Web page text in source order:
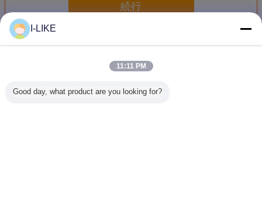
続行
多く産業クリーニング プロダクト
I-LIKE
11:11 PM
Good day, what product are you looking for?